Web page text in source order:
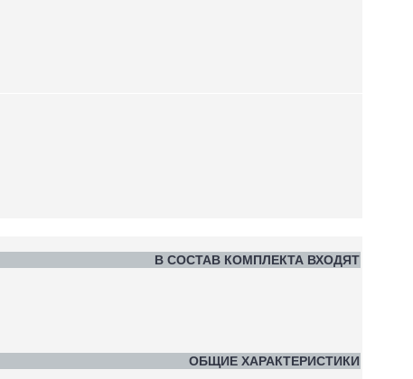
В СОСТАВ КОМПЛЕКТА ВХОДЯТ
ОБЩИЕ ХАРАКТЕРИСТИКИ